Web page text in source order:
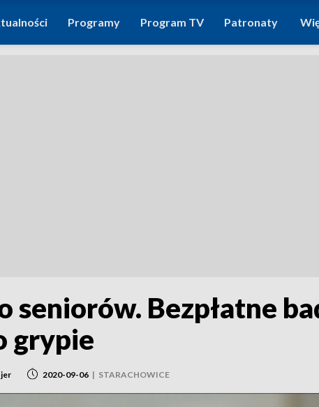
Programy Program TV Patronaty
seniorów. Bezpłatne
grypie
2020-09-06 | STARACHOWICE